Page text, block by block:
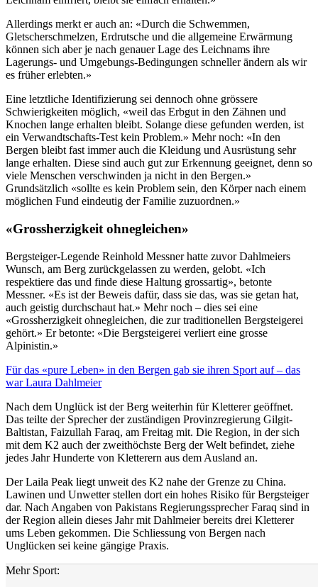
Allerdings merkt er auch an: «Durch die Schwemmen,
Gletscherschmelzen, Erdrutsche und die allgemeine Erwärmung
können sich aber je nach genauer Lage des Leichnams ihre
Lagerungs- und Umgebungs-Bedingungen schneller ändern als wir
es früher erlebten.»
Eine letztliche Identifizierung sei dennoch ohne grössere
Schwierigkeiten möglich, «weil das Erbgut in den Zähnen und
Knochen lange erhalten bleibt. Solange diese gefunden werden, ist
ein Verwandtschafts-Test kein Problem.» Mehr noch: «In den
Bergen bleibt fast immer auch die Kleidung und Ausrüstung sehr
lange erhalten. Diese sind auch gut zur Erkennung geeignet, denn so
viele Menschen verschwinden ja nicht in den Bergen.»
Grundsätzlich «sollte es kein Problem sein, den Körper nach einem
möglichen Fund eindeutig der Familie zuzuordnen.»
«Grossherzigkeit ohnegleichen»
Bergsteiger-Legende Reinhold Messner hatte zuvor Dahlmeiers
Wunsch, am Berg zurückgelassen zu werden, gelobt. «Ich
respektiere das und finde diese Haltung grossartig», betonte
Messner. «Es ist der Beweis dafür, dass sie das, was sie getan hat,
auch geistig durchschaut hat.» Mehr noch – dies sei eine
«Grossherzigkeit ohnegleichen, die zur traditionellen Bergsteigerei
gehört.» Er betonte: «Die Bergsteigerei verliert eine grosse
Alpinistin.»
Für das «pure Leben» in den Bergen gab sie ihren Sport auf – das
war Laura Dahlmeier
Nach dem Unglück ist der Berg weiterhin für Kletterer geöffnet.
Das teilte der Sprecher der zuständigen Provinzregierung Gilgit-
Baltistan, Faizullah Faraq, am Freitag mit. Die Region, in der sich
mit dem K2 auch der zweithöchste Berg der Welt befindet, ziehe
jedes Jahr Hunderte von Kletterern aus dem Ausland an.
Der Laila Peak liegt unweit des K2 nahe der Grenze zu China.
Lawinen und Unwetter stellen dort ein hohes Risiko für Bergsteiger
dar. Nach Angaben von Pakistans Regierungssprecher Faraq sind in
der Region allein dieses Jahr mit Dahlmeier bereits drei Kletterer
ums Leben gekommen. Die Schliessung von Bergen nach
Unglücken sei keine gängige Praxis.
Mehr Sport: